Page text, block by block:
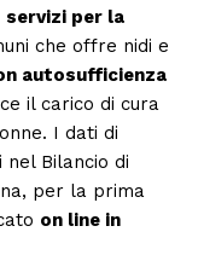
servizi per la
che offre nidi e
autosufficienza
il carico di cura
I dati di
Bilancio di
per la prima
on line in